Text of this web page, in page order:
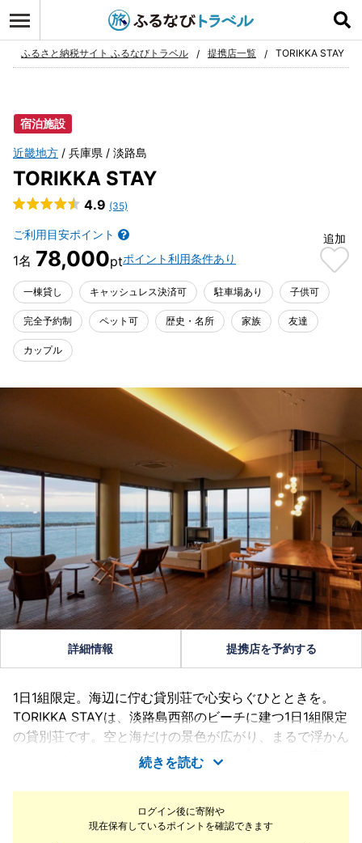
お気に入り
ふるさと納税サイト ふるなびトラベル 提携店一覧 TORIKKA STAY
宿泊施設
近畿地方 兵庫県 淡路島
TORIKKA STAY
4.9 (35)
ご利用目安ポイント
78,000 ポイント利用条件あり
追加
一棟貸し キャッシュレス決済可 駐車場あり 子供可
完全予約制 ペット可 歴史・名所 家族 友達
カップル
ログイン後に寄附や
現在保有しているポイントを確認できます
詳細情報 提携店を予約する
1日1組限定。海辺に佇む貸別荘で心安らぐひとときを。
TORIKKA STAYは、淡路島西部のビーチに建つ1日1組限定
の貸別荘です。空と海だけの景色が広がり、まるで浮かん
でいるようなリビングルーム。夕暮れに刻々と移り変わる
空のグラデーション。炎がゆらめく薪ストーブの暖かさと
静かに薪がはぜる音。建築家とデザイナーの父娘が手がけ
た内装は、吹き抜けのアール天井や自然素材の質感、上質
な家具の佇まいが雄大な水平線の景色と調和し、他にはな
続きを読む